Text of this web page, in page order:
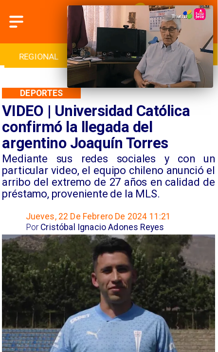
INTERNACIONAL DEPORTES CULTURA
VIDEO | Universidad Católica
confirmó la llegada del
argentino Joaquín Torres
Mediante sus redes sociales y con un
particular video, el equipo chileno anunció el
arribo del extremo de 27 años en calidad de
préstamo, proveniente de la MLS.
DEPORTES
Jueves, 22 De Febrero De 2024 11:21
Cristóbal Ignacio Adones Reyes
Por